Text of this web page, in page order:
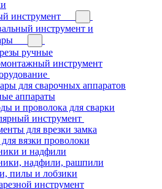
инструмент
инструмент и
ручные
инструмент
для сварочных аппаратов
аппараты
и проволока для сварки
инструмент
для врезки замка
вязки проволоки
и надфили
надфили, рашпили
пилы и лобзики
инструмент